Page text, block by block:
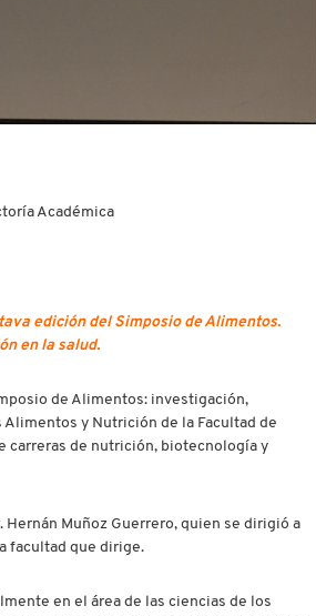
Académica
edición del Simposio de Alimentos.
en la salud.
de Alimentos: investigación,
y Nutrición de la Facultad de
carreras de nutrición, biotecnología y
Hernán Muñoz Guerrero, quien se dirigió a
facultad que dirige.
en el área de las ciencias de los